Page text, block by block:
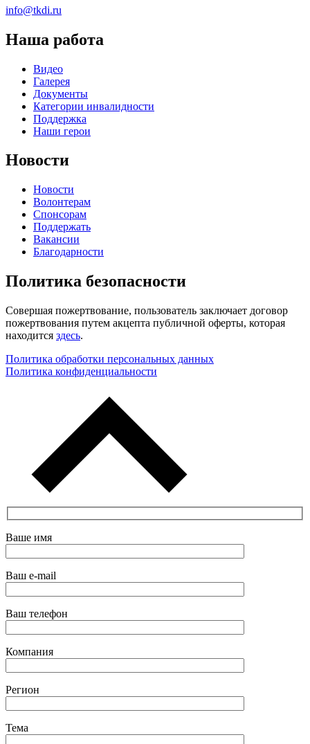
info@tkdi.ru
Наша работа
Видео
Галерея
Документы
Категории инвалидности
Поддержка
Наши герои
Новости
Новости
Волонтерам
Спонсорам
Поддержать
Вакансии
Благодарности
Политика безопасности
Совершая пожертвование, пользователь заключает договор
пожертвования путем акцепта публичной оферты, которая
находится здесь.
Политика обработки персональных данных
Политика конфиденциальности
Ваше имя
Ваш e-mail
Ваш телефон
Компания
Регион
Тема